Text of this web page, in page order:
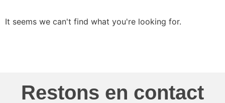
It seems we can't find what you're looking for.
Restons en contact